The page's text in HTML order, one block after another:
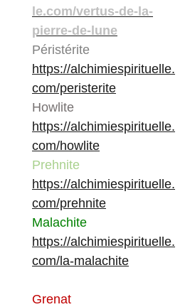
le.com/vertus-de-la-
pierre-de-lune
Péristérite
https://alchimiespirituelle.
com/peristerite
Howlite
https://alchimiespirituelle.
com/howlite
Prehnite
https://alchimiespirituelle.
com/prehnite
Malachite
https://alchimiespirituelle.
com/la-malachite
Grenat